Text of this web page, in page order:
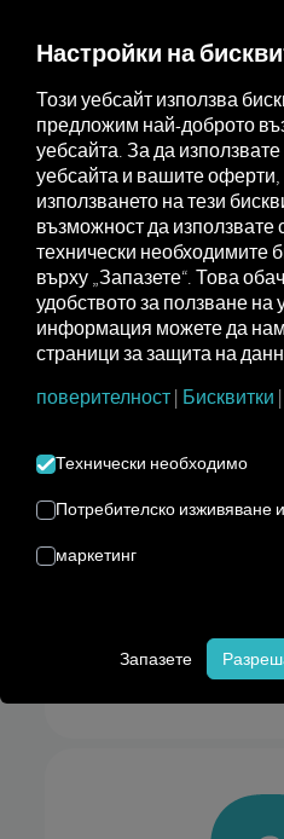
ТРИ
Регистрирайте
само за няколко
Настройки на
Този уебсайт използва
предложим най-доброто
уебсайта. За да
уебсайта и вашите оферти,
използването на тези
възможност да използвате
технически необходимите
върху „Запазете“. Това
удобството за ползване
информация можете да
страници за защита на
поверителност | Бисквитки |
Технически необходимо
Потребителско изживяване
маркетинг
Запазете